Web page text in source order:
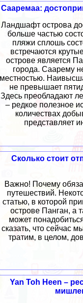
Сааремаа:
Ландшафт острова
больше частью
пляжи сплошь
встречаются
острове является
города. Саарему
местностью.
не превышает
Здесь преобладают
– редкое полезное
количествах
представляет
Сколько стоит
Важно! Почему
путешествий.
статью, в которой
острове Панган, а
может
сказать, что сейчас
тратим, в целом,
Yan Toh Heen –